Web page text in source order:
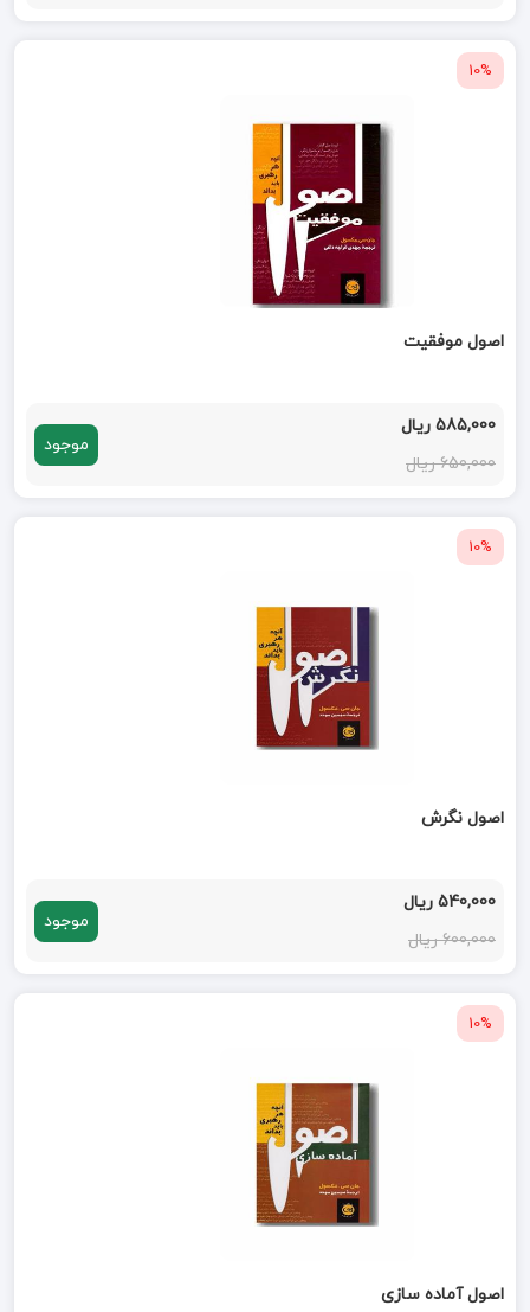
10%
اصول موفقیت
585,000 ریال
650,000 ریال
موجود
10%
اصول نگرش
540,000 ریال
600,000 ریال
موجود
10%
اصول آماده سازی